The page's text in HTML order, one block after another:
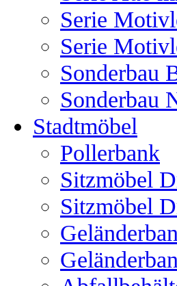
Serie
Serie
Sonderbau
Sonderbau
Stadtmöbel
Pollerbank
Sitzmöbel
Sitzmöbel